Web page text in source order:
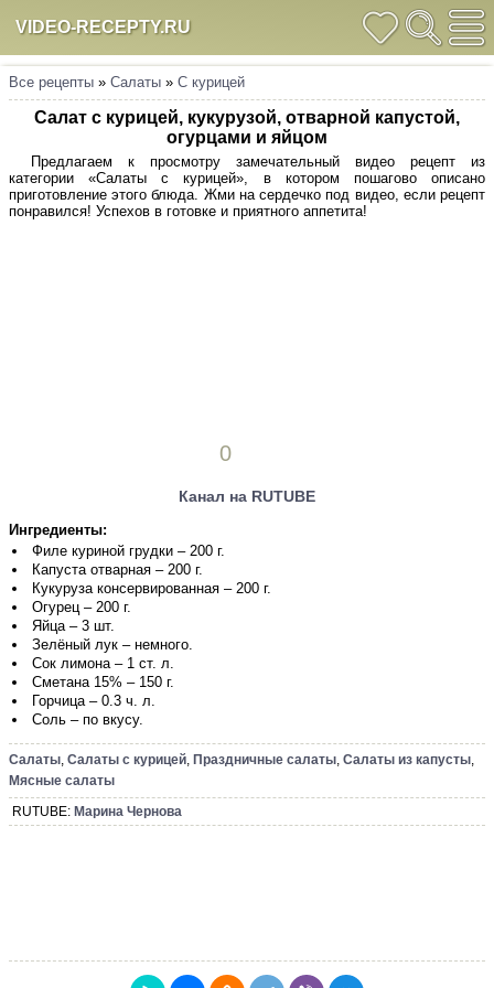
VIDEO-RECEPTY.RU
Все рецепты » Салаты » С курицей
Салат с курицей, кукурузой, отварной капустой,
огурцами и яйцом
Предлагаем к просмотру замечательный видео рецепт из
категории «Салаты с курицей», в котором пошагово описано
приготовление этого блюда. Жми на сердечко под видео, если рецепт
понравился! Успехов в готовке и приятного аппетита!
0
Канал на RUTUBE
Ингредиенты:
Филе куриной грудки – 200 г.
Капуста отварная – 200 г.
Кукуруза консервированная – 200 г.
Огурец – 200 г.
Яйца – 3 шт.
Зелёный лук – немного.
Сок лимона – 1 ст. л.
Сметана 15% – 150 г.
Горчица – 0.3 ч. л.
Соль – по вкусу.
Салаты, Салаты с курицей, Праздничные салаты, Салаты из капусты,
Мясные салаты
RUTUBE: Марина Чернова